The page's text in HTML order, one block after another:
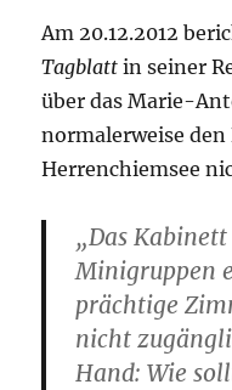
Am 20.12.2012
Tagblatt in seiner
über das Marie-
normalerweise den
Herrenchiemsee
„Das
Minigruppen
prächtige
nicht
Hand: Wie